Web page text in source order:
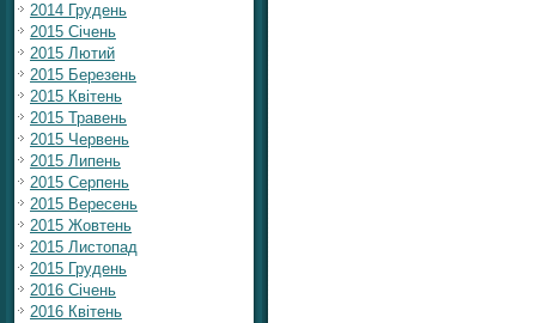
2014 Грудень
2015 Січень
2015 Лютий
2015 Березень
2015 Квітень
2015 Травень
2015 Червень
2015 Липень
2015 Серпень
2015 Вересень
2015 Жовтень
2015 Листопад
2015 Грудень
2016 Січень
2016 Квітень